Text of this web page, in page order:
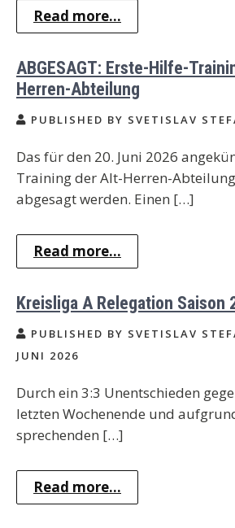
Read more...
ABGESAGT: Erste-Hilfe-
Herren-Abteilung
PUBLISHED BY SVETISLAV
Das für den 20. Juni 2026
Training der Alt-Herren-
abgesagt werden. Einen […]
Read more...
Kreisliga A Relegation Saison
PUBLISHED BY SVETISLAV
JUNI 2026
Durch ein 3:3 Unentschieden
letzten Wochenende und
sprechenden […]
Read more...